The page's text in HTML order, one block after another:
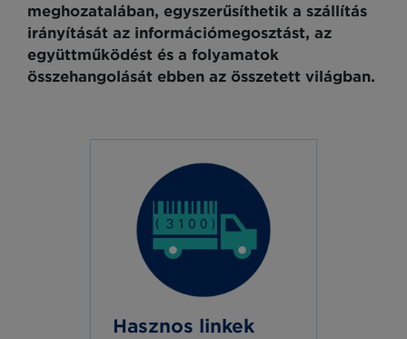
meghozatalában, egyszerűsíthetik a szállítás
irányítását az információmegosztást, az
együttműködést és a folyamatok
összehangolását ebben az összetett világban.
Hasznos linkek